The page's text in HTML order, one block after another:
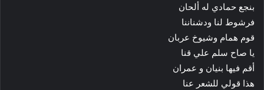
بنجع حمادي له ألحان
فرشوط لنا ودشناننا
قوم همام وشيوخ عربان
يا صاح سلم علي قنا
أقم فيها بنيان و عمران
هذا قولي للشعر عنا